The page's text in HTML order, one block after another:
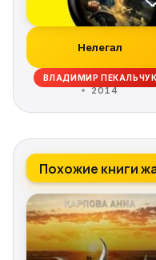
Нелегал
ВЛАДИМИР ПЕКАЛЬЧУК
2014
Похожие книги